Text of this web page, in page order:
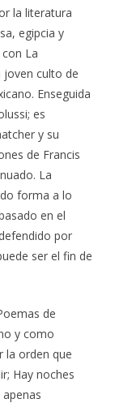
la literatura
egipcia y
La
joven culto de
Enseguida
es
y su
de Francis
La
forma a lo
en el
por
ser el fin de
de
y como
la orden que
Hay noches